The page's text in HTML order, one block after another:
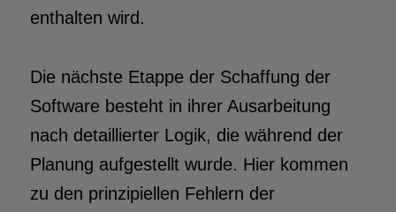
enthalten wird.
Die nächste Etappe der Schaffung der
Software besteht in ihrer Ausarbeitung
nach detaillierter Logik, die während der
Planung aufgestellt wurde. Hier kommen
zu den prinzipiellen Fehlern der